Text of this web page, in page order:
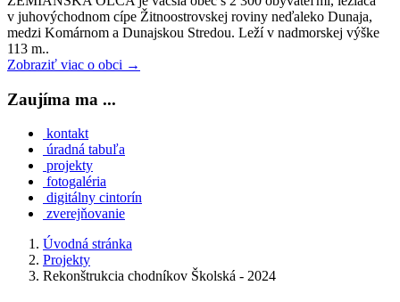
v juhovýchodnom cípe Žitnoostrovskej roviny neďaleko Dunaja,
medzi Komárnom a Dunajskou Stredou. Leží v nadmorskej výške
113 m..
Zobraziť viac o obci →
Zaujíma ma ...
kontakt
úradná tabuľa
projekty
fotogaléria
digitálny cintorín
zverejňovanie
Úvodná stránka
Projekty
Rekonštrukcia chodníkov Školská - 2024